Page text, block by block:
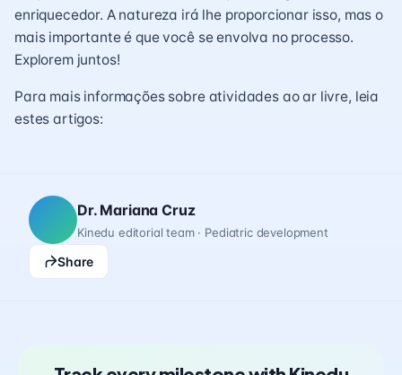
enriquecedor. A natureza irá lhe proporcionar isso, mas o
mais importante é que você se envolva no processo.
Explorem juntos!
Para mais informações sobre atividades ao ar livre, leia
estes artigos:
Dr. Mariana Cruz
Kinedu editorial team · Pediatric development
Share